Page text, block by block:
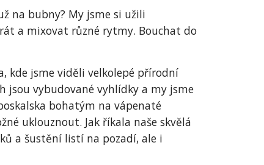
na bubny? My jsme si užili
a mixovat různé rytmy. Bouchat do
kde jsme viděli velkolepé přírodní
jsou vybudované vyhlídky a my jsme
bohatým na vápenaté
uklouznout. Jak říkala naše skvělá
a šustění listí na pozadí, ale i